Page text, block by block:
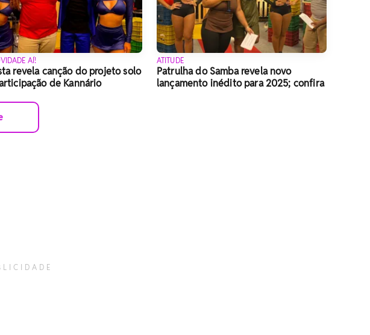
AÍ!
revela canção do projeto solo
de Kannário
ATITUDE
Patrulha do Samba revela novo
lançamento inédito para 2025; confira